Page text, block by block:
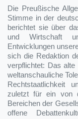
Die Preußische
Stimme in der
berichtet sie über
und Wirtschaft
Entwicklungen
sich die Redaktion
verpflichtet: Das
weltanschauliche
Rechtstaatlichkeit
zuletzt für ein von
Bereichen der
offene